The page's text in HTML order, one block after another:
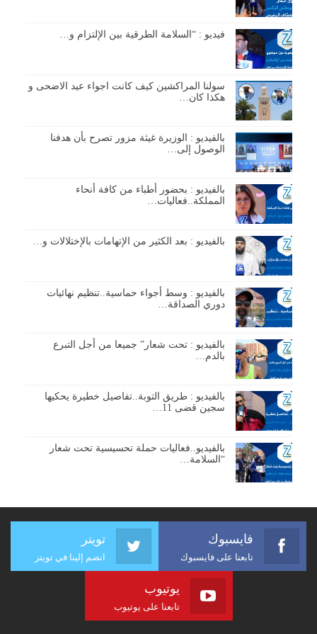
فيديو : “السلامة الطرقية بين الإلتزام و…
سولنا المراكشين كيف كانت اجواء عيد الاضحى و
هكذا كان…
بالفيديو : الوزيرة غيثة مزور تصرح بأن هدفنا
الوصول إلى…
بالفيديو : بحضور أطباء من كافة أنحاء
المملكة..فعاليات…
بالفيديو : بعد الكثير من الإتهامات بالإختلالات و…
بالفيديو : وسط أجواء حماسية..تنظيم نهائيات
دوري الصداقة…
بالفيديو : تحت شعار” جميعا من أجل التبرع
بالدم…
بالفيديو : طريق التوبة..تفاصيل خطيرة يحكيها
سجين قضى 11…
بالفيديو..فعاليات حملة تحسيسية تحت شعار
“السلامة…
فايسبوك
تابعنا على فايسبوك
تويتر
انضم إلينا في تويتر
يوتيوب
تابعنا على يوتيوب